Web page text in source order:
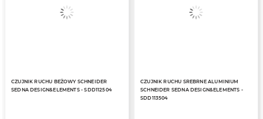
CZUJNIK RUCHU BEŻOWY SCHNEIDER
SEDNA DESIGN&ELEMENTS - SDD112504
CZUJNIK RUCHU SREBRNE ALUMINIUM
SCHNEIDER SEDNA DESIGN&ELEMENTS -
SDD113504